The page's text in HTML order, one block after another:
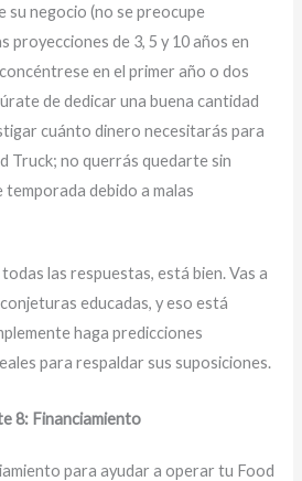
su negocio (no se preocupe
proyecciones de 3, 5 y 10 años en
en el primer año o dos
de dedicar una buena cantidad
cuánto dinero necesitarás para
Truck; no querrás quedarte sin
temporada debido a malas
las respuestas, está bien. Vas a
educadas, y eso está
haga predicciones
para respaldar sus suposiciones.
8: Financiamiento
para ayudar a operar tu Food